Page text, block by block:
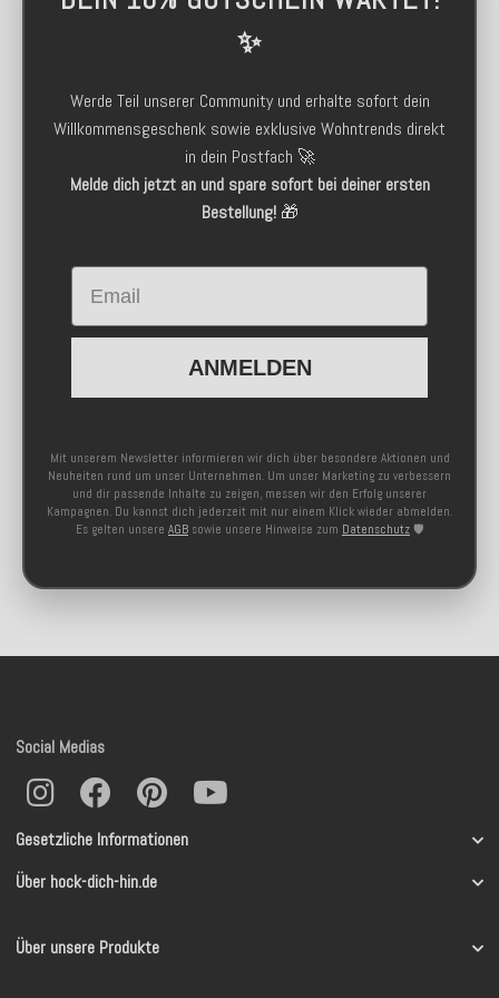
✨
Werde Teil unserer Community und erhalte sofort dein
Willkommensgeschenk sowie exklusive Wohntrends direkt
in dein Postfach 🚀
Melde dich jetzt an und spare sofort bei deiner ersten
Bestellung!🎁
Email
ANMELDEN
Mit unserem Newsletter informieren wir dich über besondere Aktionen und
Neuheiten rund um unser Unternehmen. Um unser Marketing zu verbessern
und dir passende Inhalte zu zeigen, messen wir den Erfolg unserer
Kampagnen. Du kannst dich jederzeit mit nur einem Klick wieder abmelden.
Es gelten unsere AGB sowie unsere Hinweise zum Datenschutz 🛡️
Gesetzliche Informationen
Über hock-dich-hin.de
Über unsere Produkte
Social Medias